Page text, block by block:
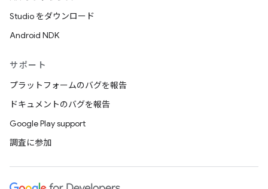
Studio をダウンロード
Android NDK
サポート
プラットフォームのバグを報告
ドキュメントのバグを報告
Google Play support
調査に参加